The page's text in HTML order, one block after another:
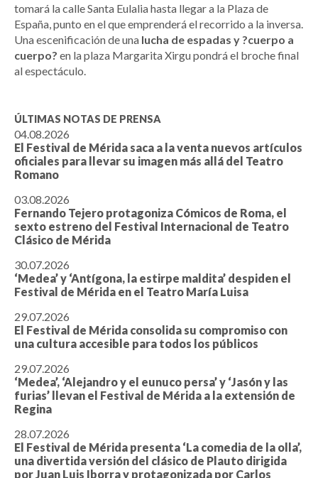
tomará la calle Santa Eulalia hasta llegar a la Plaza de
España, punto en el que emprenderá el recorrido a la inversa.
Una escenificación de una lucha de espadas y ?cuerpo a
cuerpo? en la plaza Margarita Xirgu pondrá el broche final
al espectáculo.
ÚLTIMAS NOTAS DE PRENSA
04.08.2026
El Festival de Mérida saca a la venta nuevos artículos
oficiales para llevar su imagen más allá del Teatro
Romano
03.08.2026
Fernando Tejero protagoniza Cómicos de Roma, el
sexto estreno del Festival Internacional de Teatro
Clásico de Mérida
30.07.2026
‘Medea’ y ‘Antígona, la estirpe maldita’ despiden el
Festival de Mérida en el Teatro María Luisa
29.07.2026
El Festival de Mérida consolida su compromiso con
una cultura accesible para todos los públicos
29.07.2026
‘Medea’, ‘Alejandro y el eunuco persa’ y ‘Jasón y las
furias’ llevan el Festival de Mérida a la extensión de
Regina
28.07.2026
El Festival de Mérida presenta ‘La comedia de la olla’,
una divertida versión del clásico de Plauto dirigida
por Juan Luis Iborra y protagonizada por Carlos